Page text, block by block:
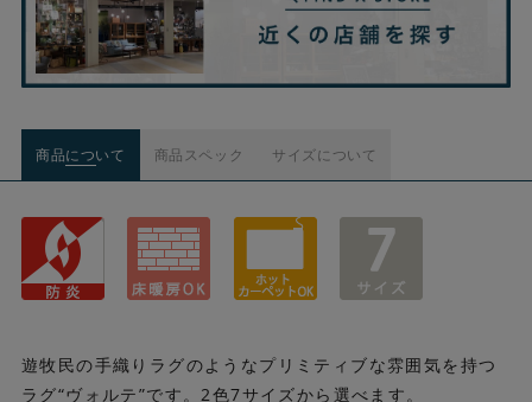
商品について 商品スペック サイズについて
遊牧民の手織りラグのようなプリミティブな雰囲気を持つ
ラグ“ヴォルテ”です。2色7サイズから選べます。